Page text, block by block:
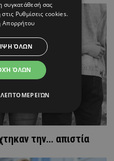
την... απιστία
συγκατάθεσή σας
Ρυθμίσεις cookies.
Απορρήτου
ΌΛΩΝ
ΌΛΩΝ